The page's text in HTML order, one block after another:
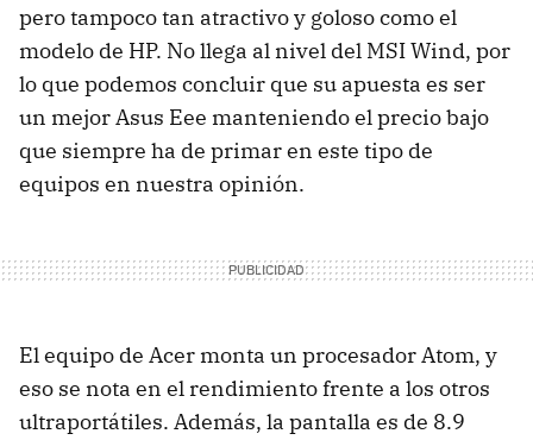
pero tampoco tan atractivo y goloso como el
modelo de HP. No llega al nivel del MSI Wind, por
lo que podemos concluir que su apuesta es ser
un mejor Asus Eee manteniendo el precio bajo
que siempre ha de primar en este tipo de
equipos en nuestra opinión.
El equipo de Acer monta un procesador Atom, y
eso se nota en el rendimiento frente a los otros
ultraportátiles. Además, la pantalla es de 8.9